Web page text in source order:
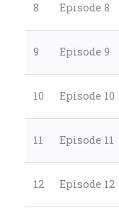
8 Episode 8
9 Episode 9
10 Episode 10
11 Episode 11
12 Episode 12